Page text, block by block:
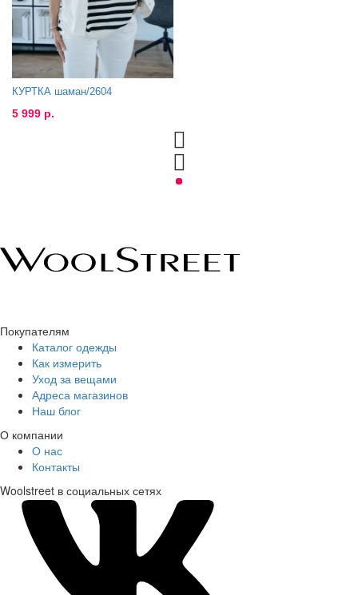
КУРТКА шаман/2604
5 999 р.
Покупателям
Каталог одежды
Как измерить
Уход за вещами
Адреса магазинов
Наш блог
О компании
О нас
Контакты
Woolstreet в социальных сетях